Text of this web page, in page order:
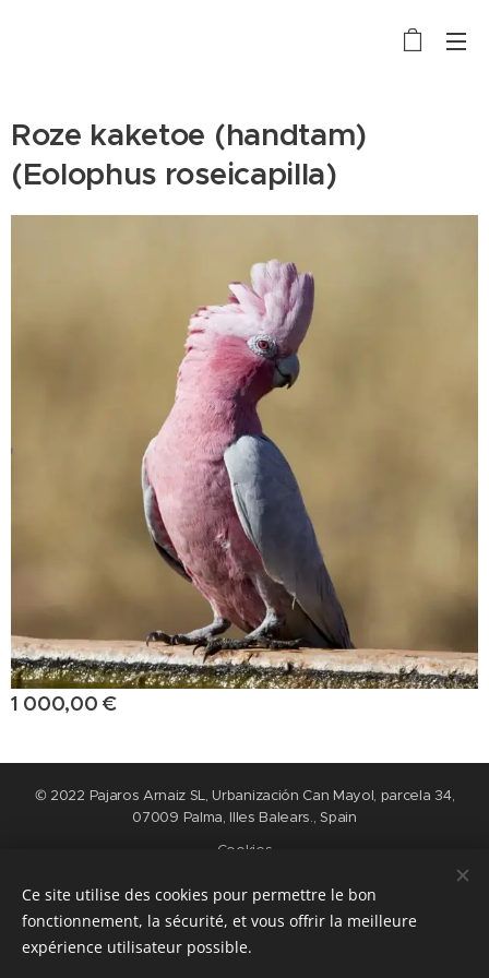
Roze kaketoe (handtam)
(Eolophus roseicapilla)
1 000,00 €
© 2022 Pajaros Arnaiz SL, Urbanización Can Mayol, parcela 34,
07009 Palma, Illes Balears., Spain
Cookies
Langues
Nederlands
English Español Français
Ce site utilise des cookies pour permettre le bon
fonctionnement, la sécurité, et vous offrir la meilleure
expérience utilisateur possible.